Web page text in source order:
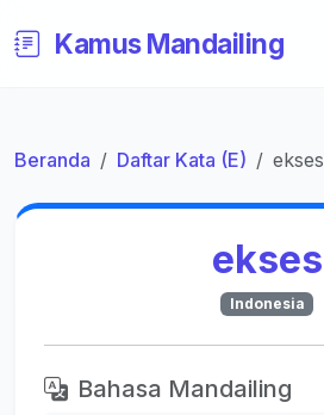
Kamus Mandailing
Beranda Daftar Kata (E) ekses
ekses
Indonesia
Bahasa Mandailing